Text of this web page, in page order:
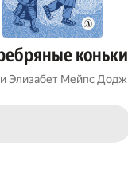
коньки
Элизабет Мейпс Додж